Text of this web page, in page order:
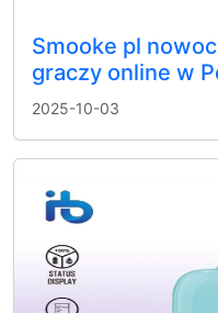
Smooke pl
graczy online w
2025-10-03